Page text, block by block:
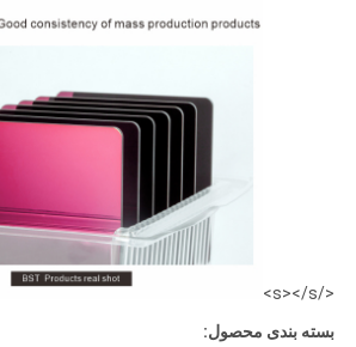
</s></s>
بسته بندی محصول: